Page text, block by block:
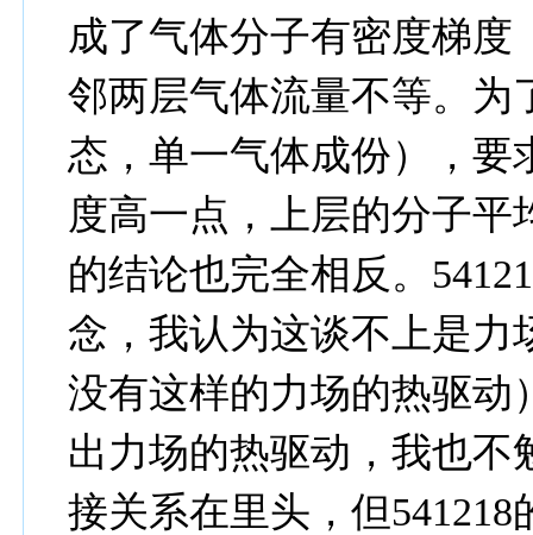
成了气体分子有密度梯度
邻两层气体流量不等。为
态，单一气体成份），要
度高一点，上层的分子平
的结论也完全相反。
念，我认为这谈不上是力
没有这样的力场的热驱动
出力场的热驱动，我也不
接关系在里头，但